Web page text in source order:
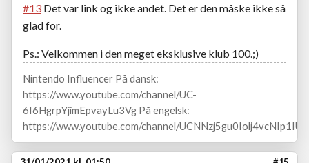
#13 Det var link og ikke andet. Det er den måske ikke så
glad for.
Ps.: Velkommen i den meget eksklusive klub 100.;)
Nintendo Influencer På dansk:
https://www.youtube.com/channel/UC-
6I6HgrpYjimEpvayLu3Vg På engelsk:
https://www.youtube.com/channel/UCNNzj5gu0Iolj4vcNIp1IUA